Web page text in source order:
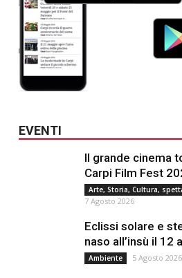
EVENTI
Il grande cinema
Carpi Film Fest
Arte, Storia, Cultura,
7 Agosto 2026
Eclissi solare e
naso all’insù il 12
Ambiente 5 Agosto 2026